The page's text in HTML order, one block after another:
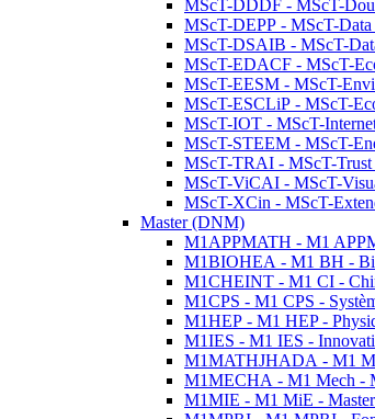
MScT-DDDF - MScT-
MScT-DEPP - MScT-
MScT-DSAIB - MScT-
MScT-EDACF - MScT-
MScT-EESM - MScT-
MScT-ESCLiP - MScT-
MScT-IOT - MScT-
MScT-STEEM - MScT-
MScT-TRAI - MScT-Trust
MScT-ViCAI - MScT-
MScT-XCin - MScT-
Master (DNM)
M1APPMATH - M1
M1BIOHEA - M1 BH -
M1CHEINT - M1 CI -
M1CPS - M1 CPS -
M1HEP - M1 HEP -
M1IES - M1 IES -
M1MATHJHADA - M1
M1MECHA - M1 Mech -
M1MIE - M1 MiE -